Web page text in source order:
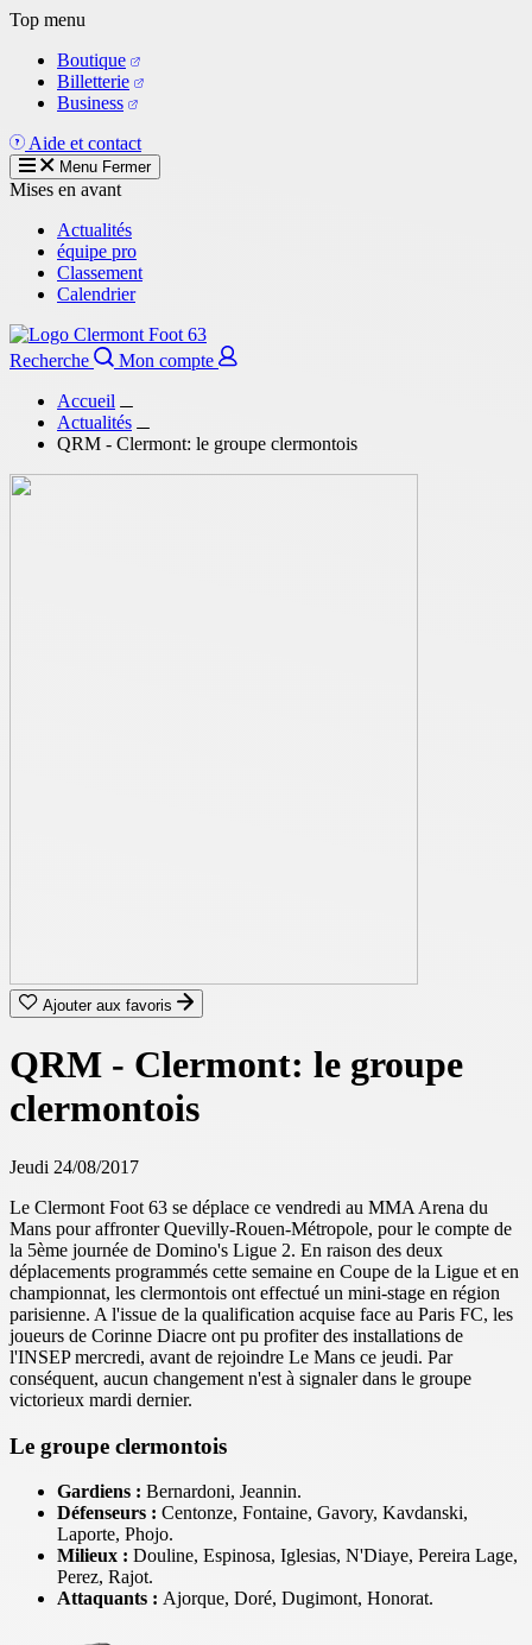
Aller
contenu
principal
Top menu
Boutique
Billetterie
Business
Aide et contact
Menu Fermer
Mises en avant
Actualités
équipe pro
Classement
Calendrier
Recherche
Mon compte
Accueil
Actualités
QRM - Clermont: le groupe clermontois
Ajouter aux favoris
QRM - Clermont: le groupe
clermontois
Jeudi 24/08/2017
Le Clermont Foot 63 se déplace ce vendredi au MMA Arena du
Mans pour affronter Quevilly-Rouen-Métropole, pour le compte de
la 5ème journée de Domino's Ligue 2. En raison des deux
déplacements programmés cette semaine en Coupe de la Ligue et en
championnat, les clermontois ont effectué un mini-stage en région
parisienne. A l'issue de la qualification acquise face au Paris FC, les
joueurs de Corinne Diacre ont pu profiter des installations de
l'INSEP mercredi, avant de rejoindre Le Mans ce jeudi. Par
conséquent, aucun changement n'est à signaler dans le groupe
victorieux mardi dernier.
Le groupe clermontois
Gardiens : Bernardoni, Jeannin.
Défenseurs : Centonze, Fontaine, Gavory, Kavdanski,
Laporte, Phojo.
Milieux : Douline, Espinosa, Iglesias, N'Diaye, Pereira Lage,
Perez, Rajot.
Attaquants : Ajorque, Doré, Dugimont, Honorat.